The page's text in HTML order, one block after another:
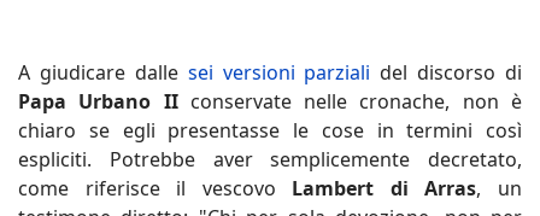
A giudicare dalle sei versioni parzialidel discorso di
Papa Urbano II conservate nelle cronache, non è
chiaro se egli presentasse le cose in termini così
espliciti. Potrebbe aver semplicemente decretato,
come riferisce il vescovo Lambert di Arras, un